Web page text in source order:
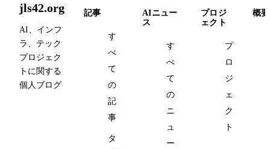
jls42.org
AI、インフ
ラ、テック
プロジェク
トに関する
個人ブログ
記事
す
べ
て
の
記
事
タ
AIニュー
ス
す
べ
て
の
ニ
ュ
ー
プロジ
ェクト
プ
ロ
ジ
ェ
ク
ト
概要